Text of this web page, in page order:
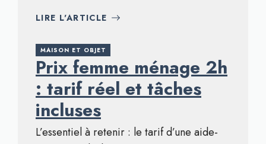
LIRE L'ARTICLE
MAISON ET OBJET
Prix femme ménage 2h
: tarif réel et tâches
incluses
L’essentiel à retenir : le tarif d’une aide-